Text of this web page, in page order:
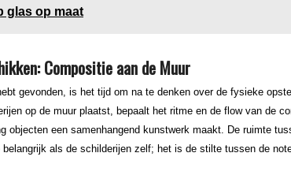
glas op maat
Compositie aan de Muur
gevonden, is het tijd om na te denken over de fysieke
op de muur plaatst, bepaalt het ritme en de flow van de
objecten een samenhangend kunstwerk maakt. De ruimte
als de schilderijen zelf; het is de stilte tussen de